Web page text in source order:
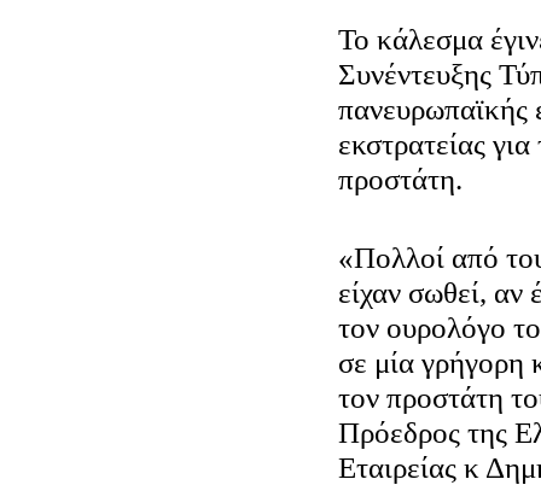
Το κάλεσμα
Συνέντευξης
πανευρωπαϊκής
εκστρατείας
προστάτη.
«Πολλοί από
είχαν σωθεί, αν
τον ουρολόγο
σε μία γρήγορη
τον προστάτη
Πρόεδρος της
Εταιρείας κ